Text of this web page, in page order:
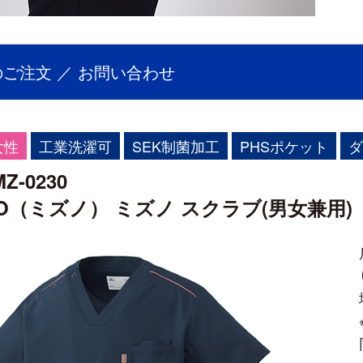
注文 ／ お問い合わせ
工業洗濯可 SEK制菌加工 PHSポケット
0230
（ミズノ） ミズノ スクラブ(男女兼用)